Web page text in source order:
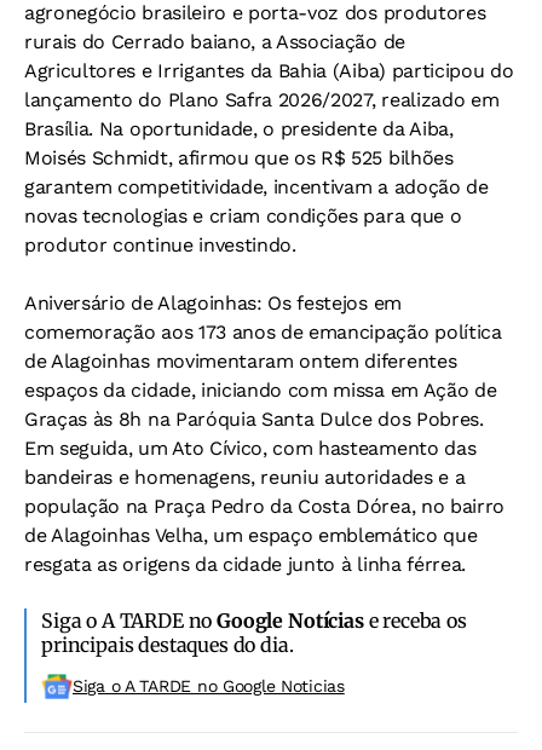
agronegócio brasileiro e porta-voz dos produtores
rurais do Cerrado baiano, a Associação de
Agricultores e Irrigantes da Bahia (Aiba) participou do
lançamento do Plano Safra 2026/2027, realizado em
Brasília. Na oportunidade, o presidente da Aiba,
Moisés Schmidt, afirmou que os R$ 525 bilhões
garantem competitividade, incentivam a adoção de
novas tecnologias e criam condições para que o
produtor continue investindo.
Aniversário de Alagoinhas: Os festejos em
comemoração aos 173 anos de emancipação política
de Alagoinhas movimentaram ontem diferentes
espaços da cidade, iniciando com missa em Ação de
Graças às 8h na Paróquia Santa Dulce dos Pobres.
Em seguida, um Ato Cívico, com hasteamento das
bandeiras e homenagens, reuniu autoridades e a
população na Praça Pedro da Costa Dórea, no bairro
de Alagoinhas Velha, um espaço emblemático que
resgata as origens da cidade junto à linha férrea.
Siga o A TARDE noGoogle Notíciase receba os
principais destaques do dia.
Siga o A TARDE no Google Noticias